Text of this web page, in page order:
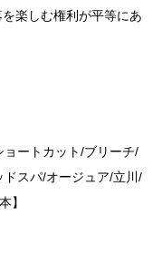
楽しむ権利が平等にあ
ョートカット/ブリーチ/
スパ/オージュア/立川/
】